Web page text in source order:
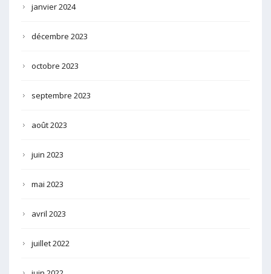
janvier 2024
décembre 2023
octobre 2023
septembre 2023
août 2023
juin 2023
mai 2023
avril 2023
juillet 2022